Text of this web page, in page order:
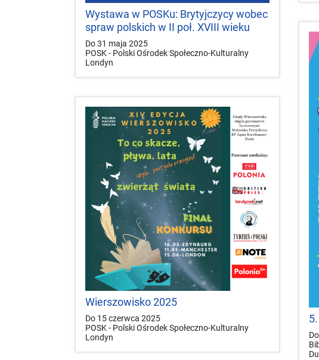
Wystawa w POSKu: Brytyjczycy wobec
spraw polskich w II poł. XVIII wieku
Do 31 maja 2025
POSK - Polski Ośrodek Społeczno-Kulturalny
Londyn
Wierszowisko 2025
Do 15 czerwca 2025
POSK - Polski Ośrodek Społeczno-Kulturalny
Londyn